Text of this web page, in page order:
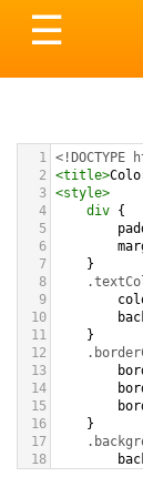
Toggle
☰
1 <!DOCTYPE
2
<title>
3 <style>
4
div {
5
6
7
}
8
9
10
11
}
12
13
14
15
16
}
17
18